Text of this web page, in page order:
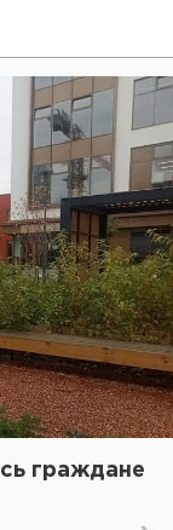
граждане